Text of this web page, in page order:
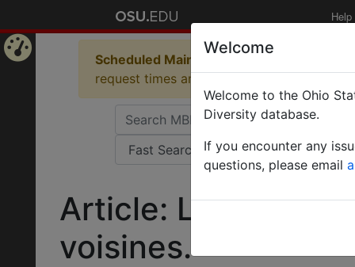
Help
Scheduled Maintenance in Progress
request times and empty table displays.
Article:
voisines.
Welcome
Welcome to the Ohio
Diversity database.
If you encounter any
questions, please email